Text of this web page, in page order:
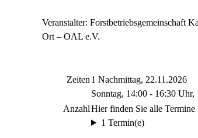
Veranstalter: Forstbetriebsgemeinschaft
Ort – OAL e.V.
Zeiten 1 Nachmittag, 22.11.2026
Sonntag, 14:00 - 16:30 Uhr,
AnzahlHier finden Sie alle Termine
1 Termin(e)